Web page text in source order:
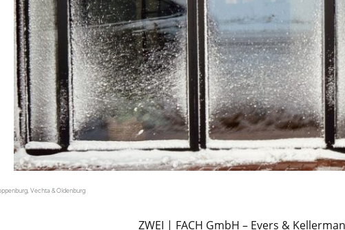
Vechta & Oldenburg
ZWEI | FACH GmbH – Evers &